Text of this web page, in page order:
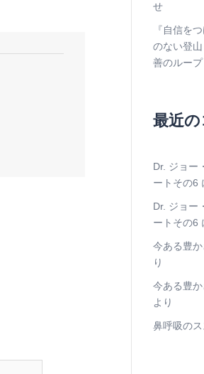
せ
『自信を
のない登
善のループ
最近の
Dr. ジョー
ートその6
Dr. ジョー
ートその6
今ある豊か
り
今ある豊か
より
鼻呼吸のス